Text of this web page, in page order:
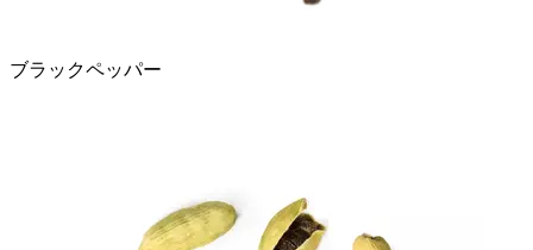
ブラックペッパー